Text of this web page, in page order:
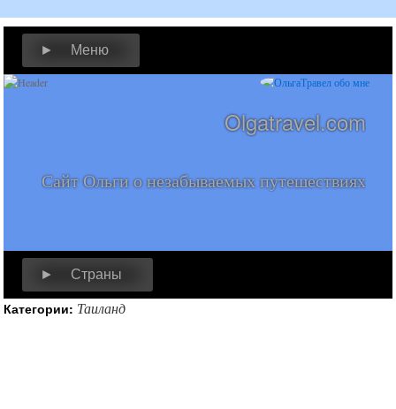
► Меню
Olgatravel.com
Сайт Ольги о незабываемых путешествиях
► Страны
Категории: Таиланд